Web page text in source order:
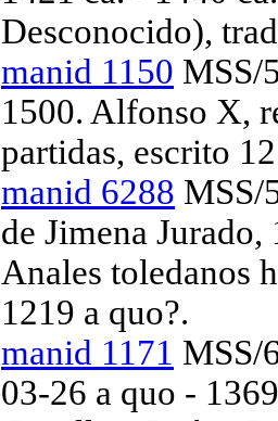
Desconocido),
manid 1150 MSS/
1500. Alfonso X,
partidas, escrito
manid 6288 MSS/
de Jimena
Anales toledanos
1219 a quo?.
manid 1171 MSS/
03-26 a quo -